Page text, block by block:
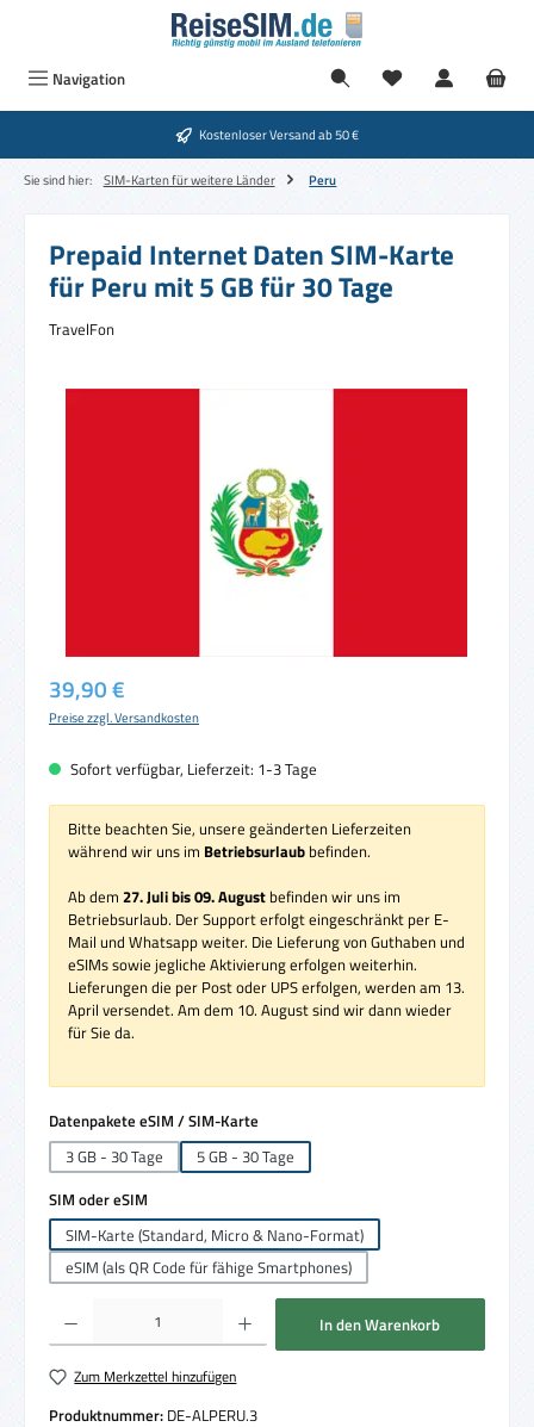
Zum Hauptinhalt springen
Navigation
Kostenloser Versand ab 50 €
Sie sind hier: SIM-Karten für weitere Länder Peru
Prepaid Internet Daten SIM-Karte
für Peru mit 5 GB für 30 Tage
TravelFon
Regulärer Preis:
39,90 €
Preise zzgl. Versandkosten
Sofort verfügbar, Lieferzeit: 1-3 Tage
Bitte beachten Sie, unsere geänderten Lieferzeiten
während wir uns im Betriebsurlaub befinden.
Ab dem 27. Juli bis 09. August befinden wir uns im
Betriebsurlaub. Der Support erfolgt eingeschränkt per E-
Mail und Whatsapp weiter. Die Lieferung von Guthaben und
eSIMs sowie jegliche Aktivierung erfolgen weiterhin.
Lieferungen die per Post oder UPS erfolgen, werden am 13.
April versendet. Am dem 10. August sind wir dann wieder
für Sie da.
Datenpakete eSIM / SIM-Karte
3 GB - 30 Tage
5 GB - 30 Tage
SIM oder eSIM
SIM-Karte (Standard, Micro & Nano-Format)
eSIM (als QR Code für fähige Smartphones)
Produkt Anzahl: Gib den gewünschten Wert ein oder benutze die Schaltflächen um
In den Warenkorb
Zum Merkzettel hinzufügen
Produktnummer: DE-ALPERU.3